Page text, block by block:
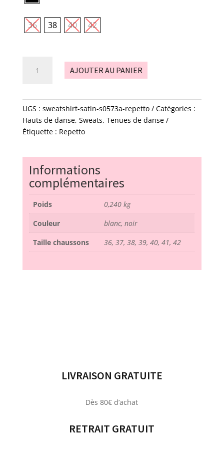
36 38 40 42
-
S0573A
-
AJOUTER AU PANIER
UGS : sweatshirt-satin-s0573a-repetto
Catégories :
Hauts de danse, Sweats, Tenues de danse
Étiquette : Repetto
Informations
complémentaires
Poids
0,240 kg
Couleur
blanc, noir
Taille chaussons
36, 37, 38, 39, 40, 41, 42
LIVRAISON GRATUITE
Dès 80€ d’achat
RETRAIT GRATUIT